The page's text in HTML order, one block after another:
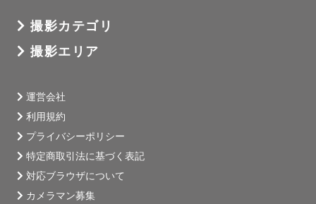
🎁ご指名特典
用)   /   手毬　」
・あなたに気持ちを伝えたい…というときに「　ブラック
ボード　」
・結婚式前撮りに「　イニシャルアルファベット　」※全
種揃っています
・ふわふわな雰囲気を作りたいときに「　シャボン玉自動
撮影カテゴリ
撮影エリア
運営会社
利用規約
プライバシーポリシー
特定商取引法に基づく表記
対応ブラウザについて
カメラマン募集